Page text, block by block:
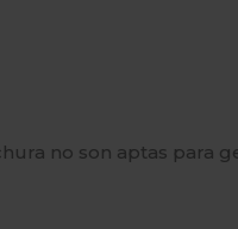
no son aptas para